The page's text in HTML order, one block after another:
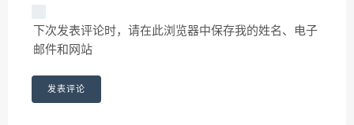
下次发表评论时，请在此浏览器中保存我的姓名、电子
邮件和网站